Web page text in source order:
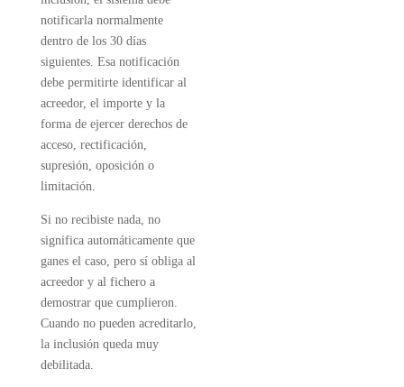
notificarla normalmente
dentro de los 30 días
siguientes. Esa notificación
debe permitirte identificar al
acreedor, el importe y la
forma de ejercer derechos de
acceso, rectificación,
supresión, oposición o
limitación.
Si no recibiste nada, no
significa automáticamente que
ganes el caso, pero sí obliga al
acreedor y al fichero a
demostrar que cumplieron.
Cuando no pueden acreditarlo,
la inclusión queda muy
debilitada.